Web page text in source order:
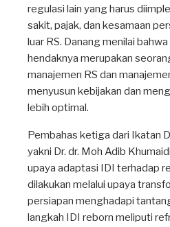
regulasi lain yang harus
sakit, pajak, dan kesamaan
luar RS. Danang menilai
hendaknya merupakan
manajemen RS dan
menyusun kebijakan dan
lebih optimal.
Pembahas ketiga dari Ikatan
yakni Dr. dr. Moh Adib
upaya adaptasi IDI terhadap
dilakukan melalui upaya
persiapan menghadapi
langkah IDI reborn meliputi